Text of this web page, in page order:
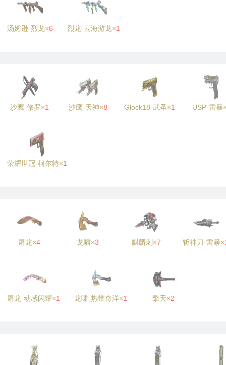
汤姆逊-烈龙×6 烈龙-云海游龙×1
沙鹰-修罗×1 沙鹰-天神×8 Glock18-武圣×1 USP-雷暴
荣耀世冠-柯尔特×1
屠龙×4 龙啸×3 麒麟刺×7 斩神刀-雷暴×
屠龙-动感闪耀×1 龙啸-热带奇洋×1 擎天×2